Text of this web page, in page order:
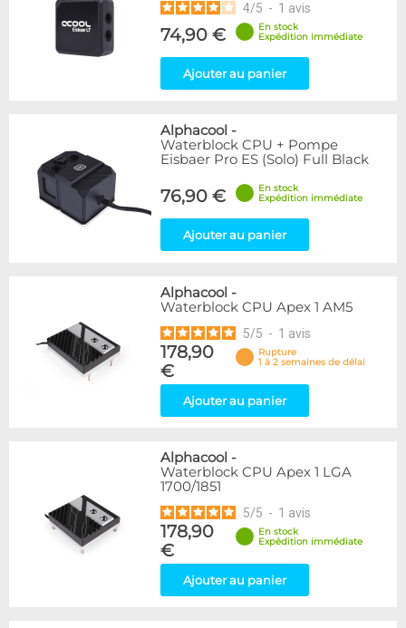
4/5 - 1 avis
74,90 €
En stock
Expédition immédiate
Ajouter au panier
Alphacool -
Waterblock CPU + Pompe
Eisbaer Pro ES (Solo) Full Black
76,90 €
En stock
Expédition immédiate
Ajouter au panier
Alphacool -
Waterblock CPU Apex 1 AM5
5/5 - 1 avis
178,90
€
Rupture
1 à 2 semaines de délai
Ajouter au panier
Alphacool -
Waterblock CPU Apex 1 LGA
1700/1851
5/5 - 1 avis
178,90
€
En stock
Expédition immédiate
Ajouter au panier